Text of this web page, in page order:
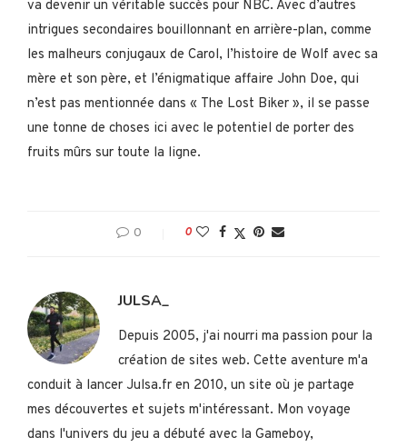
va devenir un véritable succès pour NBC. Avec d’autres
intrigues secondaires bouillonnant en arrière-plan, comme
les malheurs conjugaux de Carol, l’histoire de Wolf avec sa
mère et son père, et l’énigmatique affaire John Doe, qui
n’est pas mentionnée dans « The Lost Biker », il se passe
une tonne de choses ici avec le potentiel de porter des
fruits mûrs sur toute la ligne.
0 0
JULSA_
Depuis 2005, j'ai nourri ma passion pour la
création de sites web. Cette aventure m'a
conduit à lancer Julsa.fr en 2010, un site où je partage
mes découvertes et sujets m'intéressant. Mon voyage
dans l'univers du jeu a débuté avec la Gameboy,